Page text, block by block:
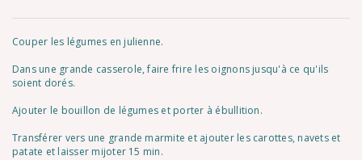
Couper les légumes en julienne.
Dans une grande casserole, faire frire les oignons jusqu'à ce qu'ils
soient dorés.
Ajouter le bouillon de légumes et porter à ébullition.
Transférer vers une grande marmite et ajouter les carottes, navets et
patate et laisser mijoter 15 min.